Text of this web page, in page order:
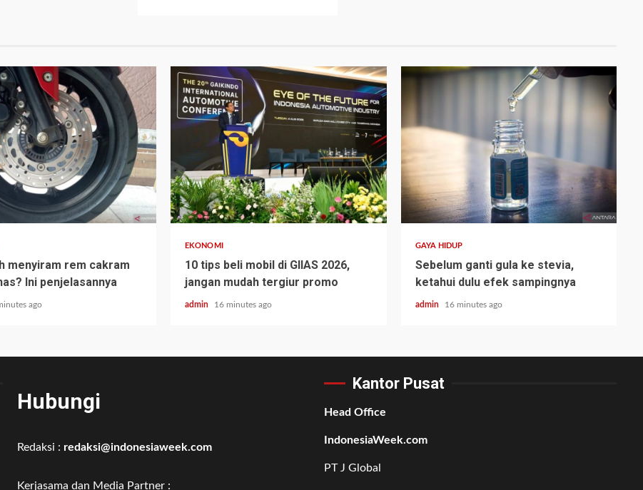
menyiram rem cakram
Ini penjelasannya
ago
EKONOMI
10 tips beli mobil di GIIAS 2026,
jangan mudah tergiur promo
admin 16 minutes ago
GAYA HIDUP
Sebelum ganti gula ke stevia,
ketahui dulu efek sampingnya
admin 16 minutes ago
Hubungi
Redaksi : redaksi@indonesiaweek.com
Kerjasama dan Media Partner :
Kantor Pusat
Head Office
IndonesiaWeek.com
PT J Global